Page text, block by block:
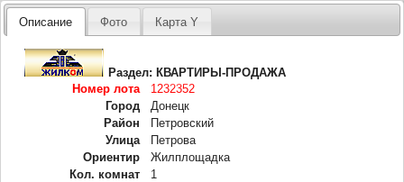
Описание Фото Карта Y
Раздел:КВАРТИРЫ-ПРОДАЖА
Номер лота
1232352
Город
Донецк
Район
Петровский
Улица
Петрова
Ориентир
Жилплощадка
Кол. комнат
1